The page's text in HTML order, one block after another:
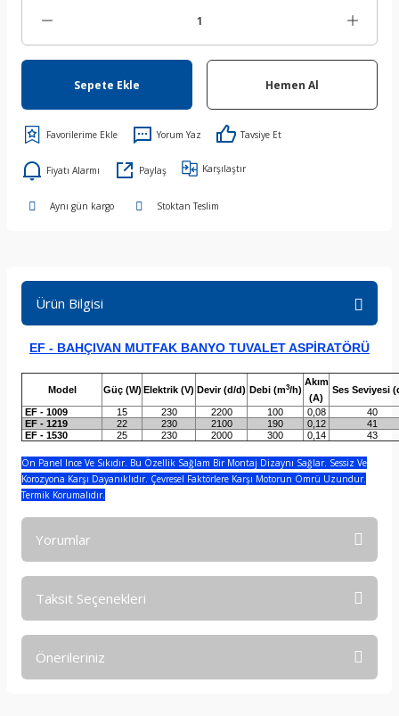
Sepete Ekle Hemen Al
Yorum Yaz Tavsiye Et
Fiyatı Alarmı Paylaş Karşılaştır
Aynı gün kargo Stoktan Teslim
Ürün Bilgisi
EF - BAHÇIVAN MUTFAK BANYO TUVALET ASPİRATÖRÜ
Model Güç (W) Elektrik (V) Devir (d/d) Debi (m3/h)
Akım
(A)
Ses Seviyesi
EF - 1009 15 230 2200 100 0,08
40
EF - 1219
22 230 2100 190 0,12
41
EF - 1530
25 230 2000 300 0,14 43
Ön Panel Ince Ve Sıkıdır. Bu Özellik Sağlam Bir Montaj Dizaynı Sağlar. Sessiz Ve
Korozyona Karşı Dayanıklıdır. Çevresel Faktörlere Karşı Motorun Ömrü Uzundur.
Termik Korumalıdır.
Yorumlar
Taksit Seçenekleri
Önerileriniz